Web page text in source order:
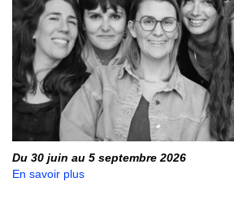
Du 30 juin au 5 septembre 2026
En savoir plus